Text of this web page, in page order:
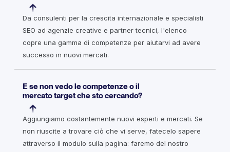
Da consulenti per la crescita internazionale e specialisti
SEO ad agenzie creative e partner tecnici, l'elenco
copre una gamma di competenze per aiutarvi ad avere
successo in nuovi mercati.
E se non vedo le competenze o il
mercato target che sto cercando?
Aggiungiamo costantemente nuovi esperti e mercati. Se
non riuscite a trovare ciò che vi serve, fatecelo sapere
attraverso il modulo sulla pagina: faremo del nostro